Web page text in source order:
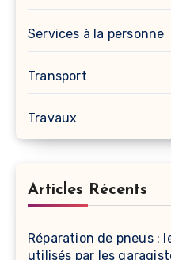
Services à la personne
Transport
Travaux
Articles Récents
Réparation de pneus :
utilisés par les